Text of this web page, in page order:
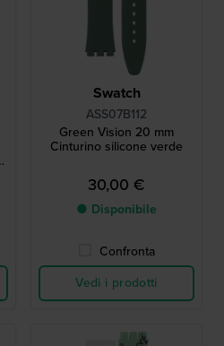
Swatch
ASS07B112
Green Vision 20 mm
Cinturino silicone verde
30,00 €
● Disponibile
Confronta
Vedi i prodotti